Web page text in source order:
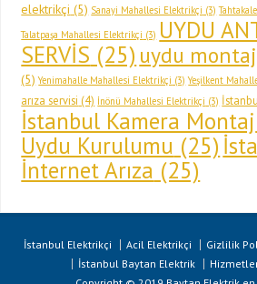
elektrikçi (5) Sanayi Mahallesi Elektrikçi (3)
Talatpaşa Mahallesi Elektrikçi (3) UYDU
SERVİS (25) uydu montaj
(5) Yenimahalle Mahallesi Elektrikçi (3) Yeşilkent
arıza servisi (4) İnönü Mahallesi Elektrikçi (3)
İstanbul Kamera Montaj
Uydu Kurulumu (25)
İnternet Arıza (25)
İstanbul Elektrikçi Acil Elektrikçi Gizlilik
İstanbul Baytan Elektrik